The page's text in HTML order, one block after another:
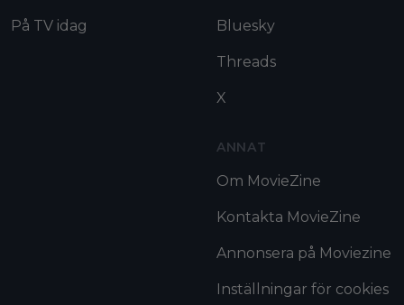
På TV idag Bluesky
Threads
X
ANNAT
Om MovieZine
Kontakta MovieZine
Annonsera på Moviezine
Inställningar för cookies